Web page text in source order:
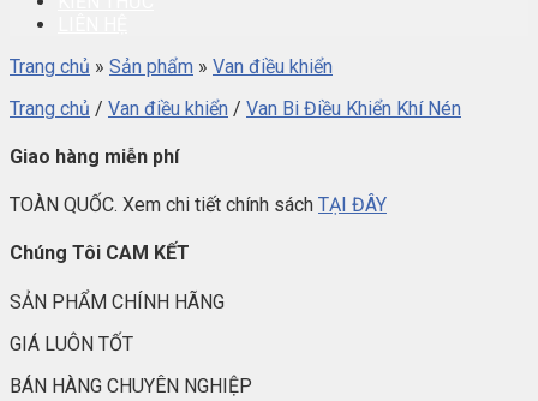
Trang chủ » Sản phẩm » Van điều khiển
Trang chủ / Van điều khiển / Van Bi Điều Khiển Khí Nén
Giao hàng miễn phí
TOÀN QUỐC. Xem chi tiết chính sách TẠI ĐÂY
Chúng Tôi CAM KẾT
SẢN PHẨM CHÍNH HÃNG
GIÁ LUÔN TỐT
BÁN HÀNG CHUYÊN NGHIỆP